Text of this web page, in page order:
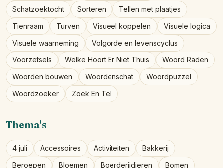
Schatzoektocht
Sorteren
Tellen met plaatjes
Tienraam
Turven Visueel koppelen
Visuele logica
Visuele waarneming
Volgorde en levenscyclus
Voorzetsels
Welke Hoort Er Niet Thuis
Woord Raden
Woorden bouwen
Woordenschat
Woordpuzzel
Woordzoeker
Zoek En Tel
Thema's
4 juli Accessoires Activiteiten
Bakkerij
Beroepen
Bloemen Boerderijdieren
Bomen